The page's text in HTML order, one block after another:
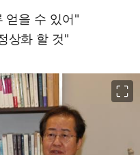
얻을 수 있어"
상화 할 것"